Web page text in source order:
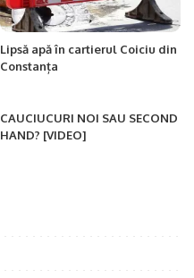
Lipsă apă în cartierul Coiciu din
Constanța
CAUCIUCURI NOI SAU SECOND
HAND? [VIDEO]